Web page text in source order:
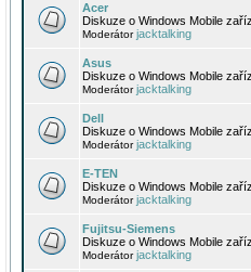
Acer
Diskuze o Windows Mobile
Moderátorjacktalking
Asus
Diskuze o Windows Mobile
Moderátorjacktalking
Dell
Diskuze o Windows Mobile
Moderátorjacktalking
E-TEN
Diskuze o Windows Mobile
Moderátorjacktalking
Fujitsu-Siemens
Diskuze o Windows Mobile
Moderátorjacktalking